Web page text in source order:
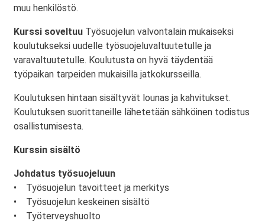
muu henkilöstö.
Kurssi soveltuu Työsuojelun valvontalain mukaiseksi
koulutukseksi uudelle työsuojeluvaltuutetulle ja
varavaltuutetulle. Koulutusta on hyvä täydentää
työpaikan tarpeiden mukaisilla jatkokursseilla.
Koulutuksen hintaan sisältyvät lounas ja kahvitukset.
Koulutuksen suorittaneille lähetetään sähköinen todistus
osallistumisesta.
Kurssin sisältö
Johdatus työsuojeluun
• Työsuojelun tavoitteet ja merkitys
• Työsuojelun keskeinen sisältö
• Työterveyshuolto